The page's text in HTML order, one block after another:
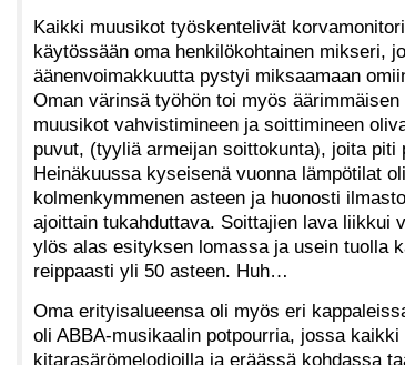
Kaikki muusikot työskentelivät
käytössään oma henkilökohtainen mikseri,
äänenvoimakkuutta pystyi miksaamaan
Oman värinsä työhön toi myös
muusikot vahvistimineen ja soittimineen
puvut, (tyyliä armeijan soittokunta), joita
Heinäkuussa kyseisenä vuonna lämpötilat
kolmenkymmenen asteen ja huonosti
ajoittain tukahduttava. Soittajien lava liikkui
ylös alas esityksen lomassa ja usein tuolla
reippaasti yli 50 asteen. Huh…
Oma erityisalueensa oli myös eri
oli ABBA-musikaalin potpourria, jossa
kitarasärömelodioilla ja eräässä kohdassa